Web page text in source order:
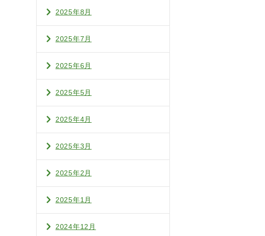
2025年8月
2025年7月
2025年6月
2025年5月
2025年4月
2025年3月
2025年2月
2025年1月
2024年12月